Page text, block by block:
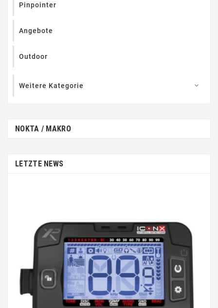
Pinpointer
Angebote
Outdoor
Weitere Kategorie 
NOKTA / MAKRO
LETZTE NEWS